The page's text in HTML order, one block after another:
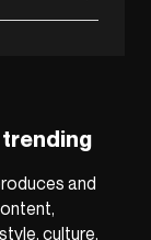
trending
and
culture,